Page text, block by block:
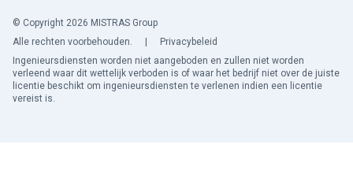
© Copyright 2026 MISTRAS Group
Alle rechten voorbehouden.
Privacybeleid
Ingenieursdiensten worden niet aangeboden en zullen niet worden
verleend waar dit wettelijk verboden is of waar het bedrijf niet over de juiste
licentie beschikt om ingenieursdiensten te verlenen indien een licentie
vereist is.